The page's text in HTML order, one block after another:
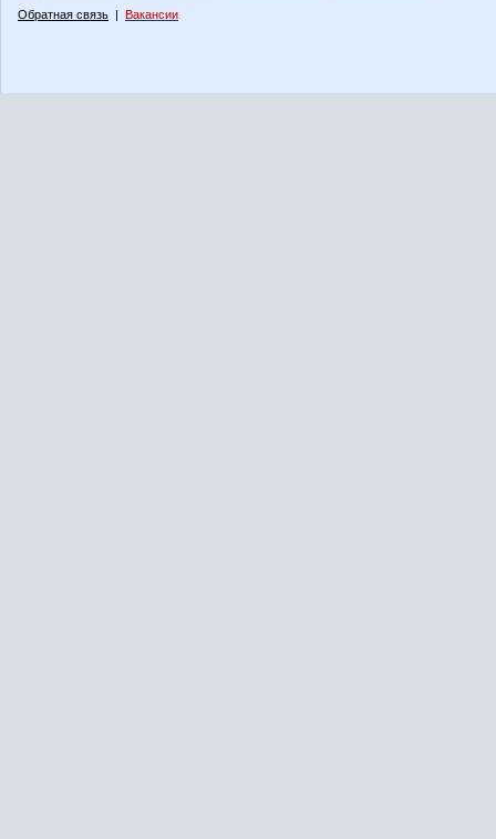
Обратная связь | Вакансии